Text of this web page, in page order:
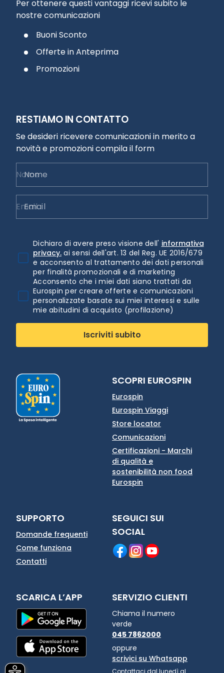
Per ottenere questi vantaggi ricevi subito le
nostre comunicazioni
Buoni Sconto
Offerte in Anteprima
Promozioni
RESTIAMO IN CONTATTO
Se desideri ricevere comunicazioni in merito a
novità e promozioni compila il form
Nome
Email
Dichiaro di avere preso visione dell' informativa
privacy. ai sensi dell'art. 13 del Reg. UE 2016/679
e acconsento al trattamento dei dati personali
per finalità promozionali e di marketing
Acconsento che i miei dati siano trattati da
Eurospin per creare offerte e comunicazioni
personalizzate basate sui miei interessi e sulle
mie abitudini di acquisto (profilazione)
Iscriviti subito
SCOPRI EUROSPIN
Eurospin
Eurospin Viaggi
Store locator
Comunicazioni
Certificazioni - Marchi
di qualità e
sostenibilità non food
Eurospin
SUPPORTO
Domande frequenti
Come funziona
Contatti
SEGUICI SUI
SOCIAL
SCARICA L’APP SERVIZIO CLIENTI
Chiama il numero
verde
045 7862000
oppure
scrivici su Whatsapp
Contattaci dal lunedì al